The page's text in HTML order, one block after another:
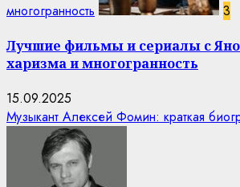
многогранность 3
Лучшие фильмы и сериалы с
харизма и многогранность
15.09.2025
Музыкант Алексей Фомин: краткая